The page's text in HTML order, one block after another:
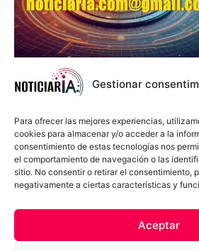
Gestionar
Para ofrecer las mejores experiencias,
cookies para almacenar y/o acceder a la
consentimiento de estas tecnologías nos
el comportamiento de navegación o las
sitio. No consentir o retirar el consentimiento,
negativamente a ciertas características y
Aceptar
Política de cookies
Términos y Condiciones
Aviso